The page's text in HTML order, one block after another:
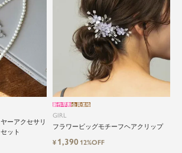
を叶えたい。それが、ドレスブラン
。
ーアクセサリ
ット
GIRL
フラワービッグモチーフヘアクリップ
新作早割会員価格
¥ 1,390 12%OFF